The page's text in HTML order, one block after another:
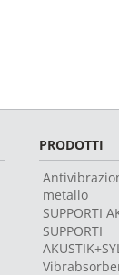
PRODOTTI
metallo
SUPPORTI
SUPPORTI